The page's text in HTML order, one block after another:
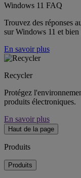
Windows 11 FAQ
Trouvez des réponses
sur Windows 11 et bien
En savoir plus
Recycler
Protégez
produits électroniques.
En savoir plus
Haut de la page
Produits
Produits